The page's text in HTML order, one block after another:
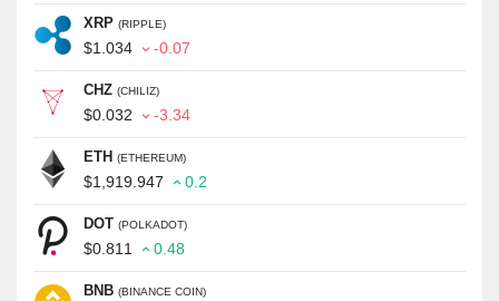
XRP (RIPPLE)
$1.034 -0.07
CHZ (CHILIZ)
$0.032 -3.34
ETH (ETHEREUM)
$1,919.947 0.2
DOT (POLKADOT)
$0.811 0.48
BNB (BINANCE COIN)